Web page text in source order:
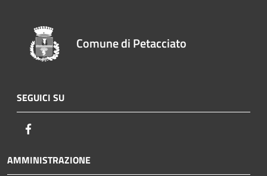
Comune di Petacciato
SEGUICI SU
AMMINISTRAZIONE